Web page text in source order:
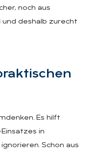
noch aus
und deshalb zurecht
Es hilft
in
Schon aus